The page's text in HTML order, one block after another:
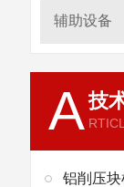
辅助设备
A技
铝削压